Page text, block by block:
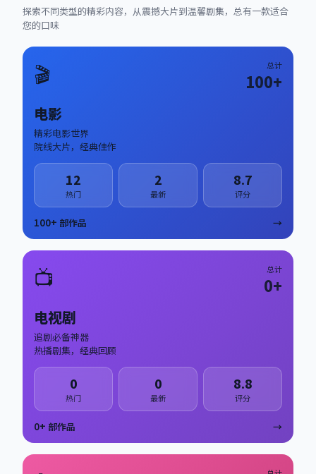
探索不同类型的精彩内容，从震撼大片到温馨剧集，总有一款适合
您的口味
🎬 总计
100+
电影
精彩电影世界
院线大片，经典佳作
12
热门
2
最新
8.7
评分
100+ 部作品 →
📺 总计
0+
电视剧
追剧必备神器
热播剧集，经典回顾
0
热门
0
最新
8.8
评分
0+ 部作品 →